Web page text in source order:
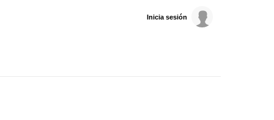
Inicia sesión